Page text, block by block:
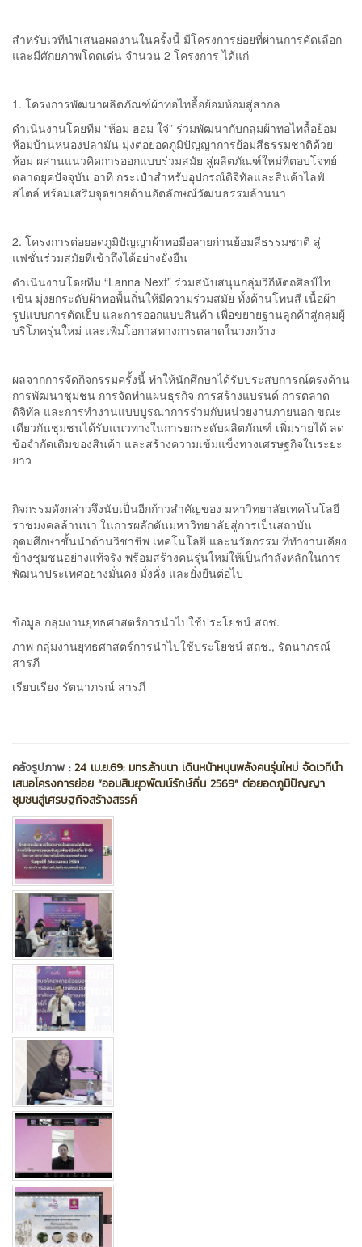
สำหรับเวทีนำเสนอผลงานในครั้งนี้ มีโครงการย่อยที่ผ่านการคัดเลือก
และมีศักยภาพโดดเด่น จำนวน 2 โครงการ ได้แก่
1. โครงการพัฒนาผลิตภัณฑ์ผ้าทอไทลื้อย้อมห้อมสู่สากล
ดำเนินงานโดยทีม “ห้อม ฮอม ใจ๋” ร่วมพัฒนากับกลุ่มผ้าทอไทลื้อย้อม
ห้อมบ้านหนองปลามัน มุ่งต่อยอดภูมิปัญญาการย้อมสีธรรมชาติด้วย
ห้อม ผสานแนวคิดการออกแบบร่วมสมัย สู่ผลิตภัณฑ์ใหม่ที่ตอบโจทย์
ตลาดยุคปัจจุบัน อาทิ กระเป๋าสำหรับอุปกรณ์ดิจิทัลและสินค้าไลฟ์
สไตล์ พร้อมเสริมจุดขายด้านอัตลักษณ์วัฒนธรรมล้านนา
2. โครงการต่อยอดภูมิปัญญาผ้าทอมือลายก่านย้อมสีธรรมชาติ สู่
แฟชั่นร่วมสมัยที่เข้าถึงได้อย่างยั่งยืน
ดำเนินงานโดยทีม “Lanna Next” ร่วมสนับสนุนกลุ่มวิถีหัตถศิลป์ไท
เขิน มุ่งยกระดับผ้าทอพื้นถิ่นให้มีความร่วมสมัย ทั้งด้านโทนสี เนื้อผ้า
รูปแบบการตัดเย็บ และการออกแบบสินค้า เพื่อขยายฐานลูกค้าสู่กลุ่มผู้
บริโภครุ่นใหม่ และเพิ่มโอกาสทางการตลาดในวงกว้าง
ผลจากการจัดกิจกรรมครั้งนี้ ทำให้นักศึกษาได้รับประสบการณ์ตรงด้าน
การพัฒนาชุมชน การจัดทำแผนธุรกิจ การสร้างแบรนด์ การตลาด
ดิจิทัล และการทำงานแบบบูรณาการร่วมกับหน่วยงานภายนอก ขณะ
เดียวกันชุมชนได้รับแนวทางในการยกระดับผลิตภัณฑ์ เพิ่มรายได้ ลด
ข้อจำกัดเดิมของสินค้า และสร้างความเข้มแข็งทางเศรษฐกิจในระยะ
ยาว
กิจกรรมดังกล่าวจึงนับเป็นอีกก้าวสำคัญของ มหาวิทยาลัยเทคโนโลยี
ราชมงคลล้านนา ในการผลักดันมหาวิทยาลัยสู่การเป็นสถาบัน
อุดมศึกษาชั้นนำด้านวิชาชีพ เทคโนโลยี และนวัตกรรม ที่ทำงานเคียง
ข้างชุมชนอย่างแท้จริง พร้อมสร้างคนรุ่นใหม่ให้เป็นกำลังหลักในการ
พัฒนาประเทศอย่างมั่นคง มั่งคั่ง และยั่งยืนต่อไป
ข้อมูล กลุ่มงานยุทธศาสตร์การนำไปใช้ประโยชน์ สถช.
ภาพ กลุ่มงานยุทธศาสตร์การนำไปใช้ประโยชน์ สถช., รัตนาภรณ์
สารภี
เรียบเรียง รัตนาภรณ์ สารภี
คลังรูปภาพ :24 เม.ย.69: มทร.ล้านนา เดินหน้าหนุนพลังคนรุ่นใหม่ จัดเวทีนำ
เสนอโครงการย่อย “ออมสินยุวพัฒน์รักษ์ถิ่น 2569” ต่อยอดภูมิปัญญา
ชุมชนสู่เศรษฐกิจสร้างสรรค์